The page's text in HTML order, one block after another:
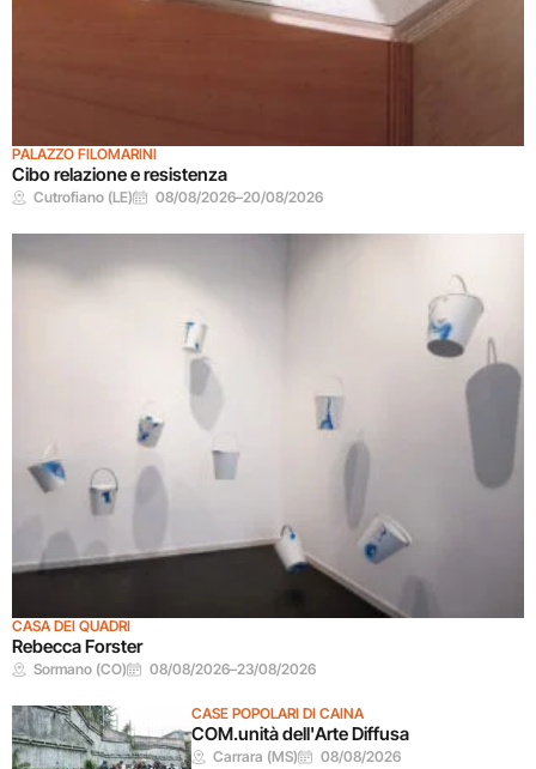
PALAZZO FILOMARINI
Cibo relazione e resistenza
Cutrofiano (LE) 08/08/2026–20/08/2026
CASA DEI QUADRI
Rebecca Forster
Sormano (CO) 08/08/2026–23/08/2026
CASE POPOLARI DI CAINA
COM.unità dell'Arte Diffusa
Carrara (MS) 08/08/2026